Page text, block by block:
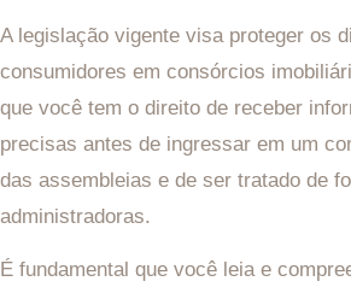
A legislação vigente visa proteger os
consumidores em consórcios
que você tem o direito de receber
precisas antes de ingressar em um
das assembleias e de ser tratado de
administradoras.
É fundamental que você leia e